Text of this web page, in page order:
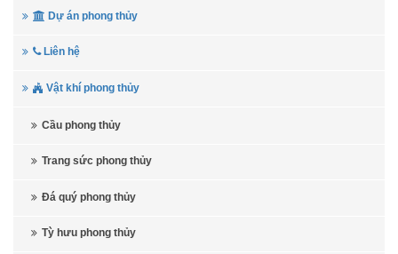
Dự án phong thủy
Liên hệ
Vật khí phong thủy
Cầu phong thủy
Trang sức phong thủy
Đá quý phong thủy
Tỳ hưu phong thủy